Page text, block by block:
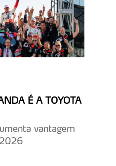
É A TOYOTA
vantagem